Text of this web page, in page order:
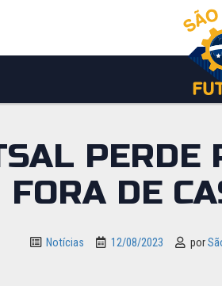
PERDE
FORA DE
Notícias 12/08/2023 por